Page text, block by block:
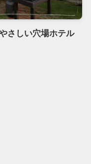
さしい穴場ホテル